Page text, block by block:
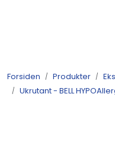
Forsiden Produkter
Ukrutant - BELL
Nyheter